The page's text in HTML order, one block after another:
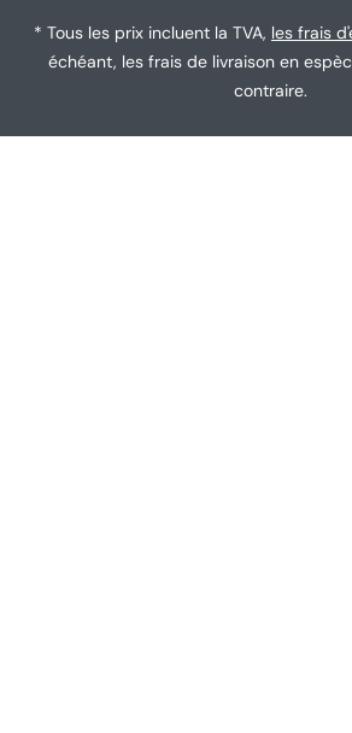
e
* Tous les prix incluent la TVA, les frais
échéant, les frais de livraison en
contraire.